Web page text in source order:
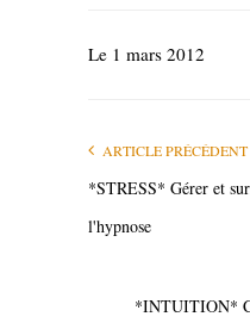
Le 1 mars 2012
ARTICLE PRÉCÉDENT
*STRESS* Gérer et
l'hypnose
*INTUITION*